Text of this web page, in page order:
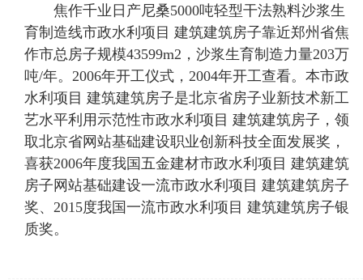
焦作千业日产尼桑5000吨轻型干法熟料沙浆生
育制造线市政水利项目 建筑建筑房子靠近郑州省焦
作市总房子规模43599m2，沙浆生育制造力量203万
吨/年。2006年开工仪式，2004年开工查看。本市政
水利项目 建筑建筑房子是北京省房子业新技术新工
艺水平利用示范性市政水利项目 建筑建筑房子，领
取北京省网站基础建设职业创新科技全面发展奖，
喜获2006年度我国五金建材市政水利项目 建筑建筑
房子网站基础建设一流市政水利项目 建筑建筑房子
奖、2015度我国一流市政水利项目 建筑建筑房子银
质奖。